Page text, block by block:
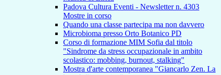
Padova Cultura Eventi - Newsletter n. 4303
Mostre in corso
Quando una classe partecipa ma non davvero
Microbioma presso Orto Botanico PD
Corso di formazione MIM Sofia dal titolo
"Sindrome da stress occupazionale in ambito
scolastico: mobbing, burnout, stalking"
Mostra d'arte contemporanea "Giancarlo Zen. La